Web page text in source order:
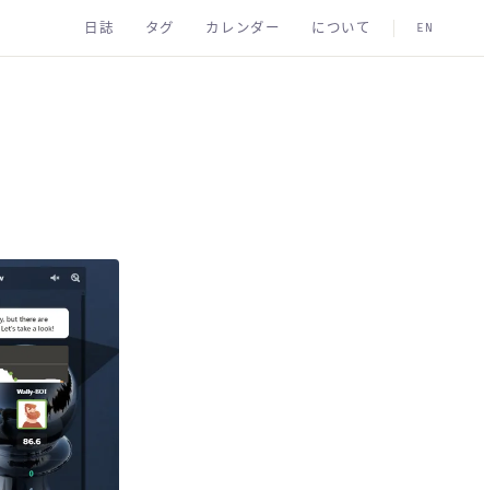
日誌 タグ カレンダー について EN